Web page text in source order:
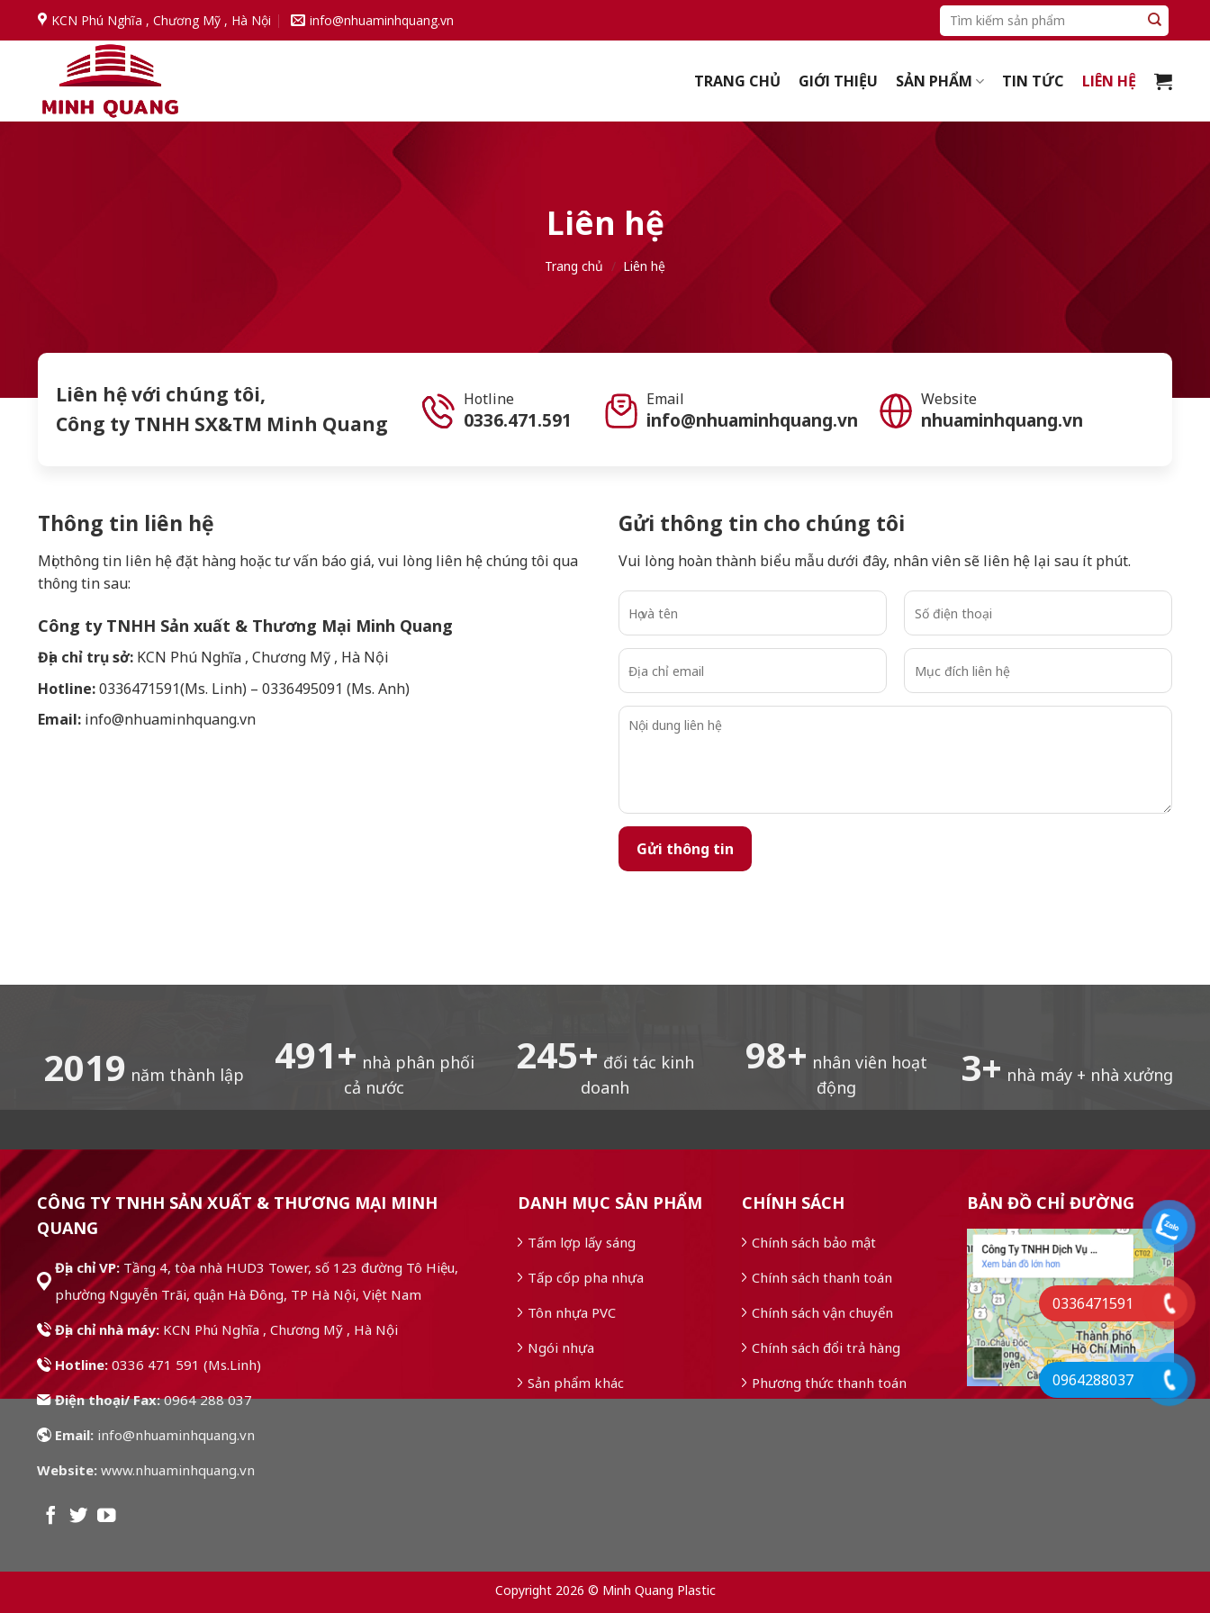
Chuyển KCN Phú Nghĩa , Chương Mỹ , Hà Nội info@nhuaminhquang.vn
Tìm
kiếm:
TRANG CHỦ GIỚI THIỆU SẢN PHẨM TIN TỨC LIÊN HỆ
Liên hệ
Trang chủ / Liên hệ
Liên hệ với chúng tôi,
Công ty TNHH SX&TM Minh Quang
Hotline
0336.471.591
Email
info@nhuaminhquang.vn
Website
nhuaminhquang.vn
Thông tin liên hệ
Mọi thông tin liên hệ đặt hàng hoặc tư vấn báo giá, vui lòng liên hệ chúng tôi qua
thông tin sau:
Công ty TNHH Sản xuất & Thương Mại Minh Quang
Địa chỉ trụ sở: KCN Phú Nghĩa , Chương Mỹ , Hà Nội
Hotline:0336471591(Ms. Linh) – 0336495091 (Ms. Anh)
Email: info@nhuaminhquang.vn
Gửi thông tin cho chúng tôi
Vui lòng hoàn thành biểu mẫu dưới đây, nhân viên sẽ liên hệ lại sau ít phút.
2019 năm thành lập 497+ nhà phân phối
cả nước
248+ đối tác kinh
doanh
99+ nhân viên hoạt
động
3+ nhà máy + nhà xưởng
CÔNG TY TNHH SẢN XUẤT & THƯƠNG MẠI MINH
QUANG
Địa chỉ VP:Tầng 4, tòa nhà HUD3 Tower, số 123 đường Tô Hiệu,
phường Nguyễn Trãi, quận Hà Đông, TP Hà Nội, Việt Nam
Địa chỉ nhà máy:KCN Phú Nghĩa , Chương Mỹ , Hà Nội
Hotline:0336 471 591 (Ms.Linh)
Điện thoại/ Fax: 0964 288 037
Email:info@nhuaminhquang.vn
Website:www.nhuaminhquang.vn
DANH MỤC SẢN PHẨM
Tấm lợp lấy sáng
Tấp cốp pha nhựa
Tôn nhựa PVC
Ngói nhựa
Sản phẩm khác
CHÍNH SÁCH
Chính sách bảo mật
Chính sách thanh toán
Chính sách vận chuyển
Chính sách đổi trả hàng
Phương thức thanh toán
BẢN ĐỒ CHỈ ĐƯỜNG
Copyright 2026 © Minh Quang Plastic
0336471591
0964288037